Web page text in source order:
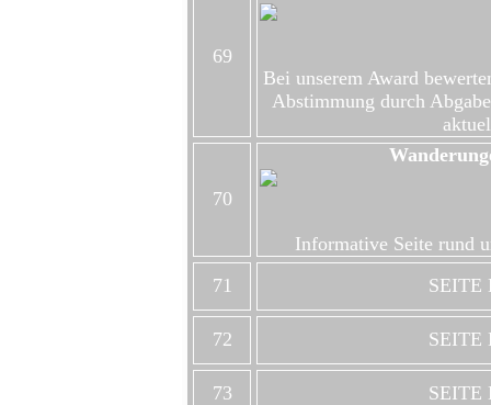
69
Bei unserem Award
Abstimmung durch
70
Informative Seite rund
71
SEITE
72 SEITE
73 SEITE